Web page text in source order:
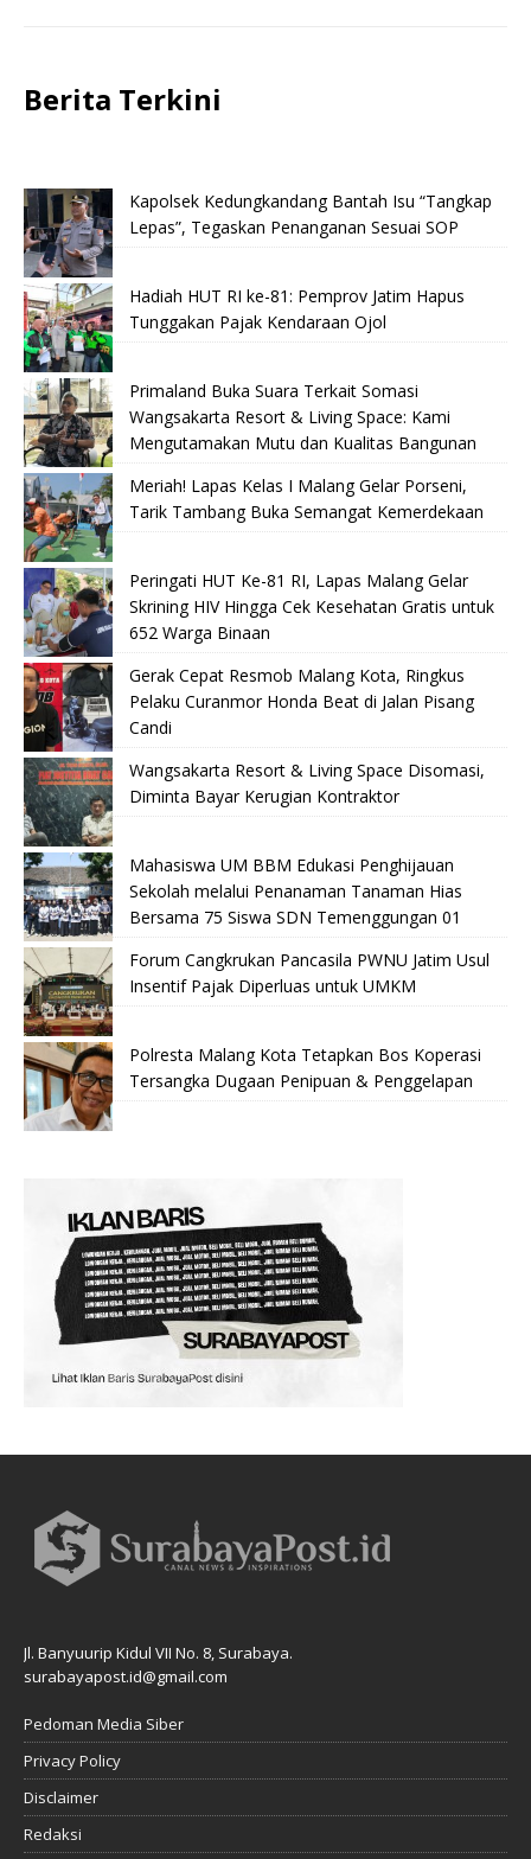
Berita Terkini
Kapolsek Kedungkandang Bantah Isu “Tangkap
Lepas”, Tegaskan Penanganan Sesuai SOP
Hadiah HUT RI ke-81: Pemprov Jatim Hapus
Tunggakan Pajak Kendaraan Ojol
Primaland Buka Suara Terkait Somasi
Wangsakarta Resort & Living Space: Kami
Mengutamakan Mutu dan Kualitas Bangunan
Meriah! Lapas Kelas I Malang Gelar Porseni,
Tarik Tambang Buka Semangat Kemerdekaan
Peringati HUT Ke-81 RI, Lapas Malang Gelar
Skrining HIV Hingga Cek Kesehatan Gratis untuk
652 Warga Binaan
Gerak Cepat Resmob Malang Kota, Ringkus
Pelaku Curanmor Honda Beat di Jalan Pisang
Candi
Wangsakarta Resort & Living Space Disomasi,
Diminta Bayar Kerugian Kontraktor
Mahasiswa UM BBM Edukasi Penghijauan
Sekolah melalui Penanaman Tanaman Hias
Bersama 75 Siswa SDN Temenggungan 01
Forum Cangkrukan Pancasila PWNU Jatim Usul
Insentif Pajak Diperluas untuk UMKM
Polresta Malang Kota Tetapkan Bos Koperasi
Tersangka Dugaan Penipuan & Penggelapan
Jl. Banyuurip Kidul VII No. 8, Surabaya.
surabayapost.id@gmail.com
Pedoman Media Siber
Privacy Policy
Disclaimer
Redaksi